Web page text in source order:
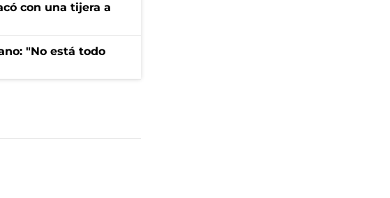
con una tijera a
"No está todo